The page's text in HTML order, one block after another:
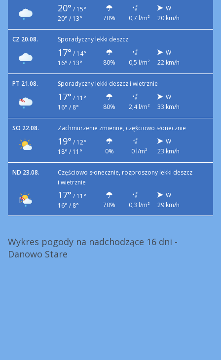
20° / 15°
20° / 13°
70% 0,7 l/m²
W
20 km/h
CZ 20.08. Sporadyczny lekki deszcz
17° / 14°
16° / 13°
80% 0,5 l/m²
W
22 km/h
PT 21.08. Sporadyczny lekki deszcz i wietrznie
17° / 11°
16° / 8°
80% 2,4 l/m²
W
33 km/h
SO 22.08. Zachmurzenie zmienne, częściowo słonecznie
19° / 12°
18° / 11°
0% 0 l/m²
W
23 km/h
ND 23.08.
Częściowo słonecznie, rozproszony lekki deszcz
i wietrznie
17° / 11°
16° / 8°
70% 0,3 l/m²
W
29 km/h
Wykres pogody na nadchodzące 16 dni -
Danowo Stare